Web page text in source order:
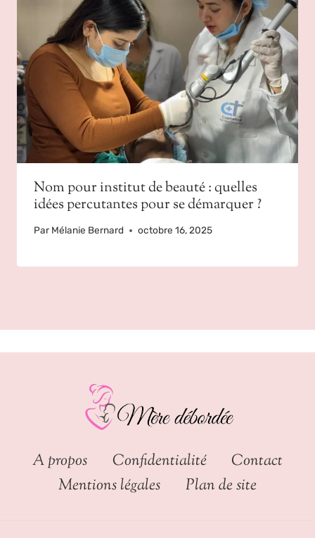
Nom pour institut de beauté : quelles
idées percutantes pour se démarquer ?
Par Mélanie Bernard octobre 16, 2025
A propos Confidentialité
Contact
Mentions légales
Plan de site